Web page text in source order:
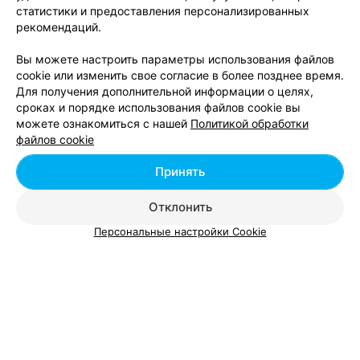
ЭФФЕКТИВНАЯ РЕКЛАМА НА САЙТЕ
Добавить компанию
Добавить специалиста
статистики и предоставления персонализированных
рекомендаций.
Вы можете настроить параметры использования файлов
cookie или изменить свое согласие в более позднее время.
Для получения дополнительной информации о целях,
сроках и порядке использования файлов cookie вы
можете ознакомиться с нашей Политикой обработки
файлов cookie
Отклонить
Принять
Персональные настройки Cookie